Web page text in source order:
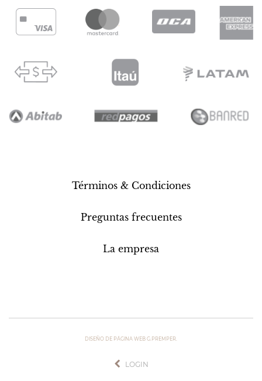
Términos & Condiciones
Preguntas frecuentes
La empresa
DISEÑO DE PÁGINA WEB G.PREMPER.
LOGIN